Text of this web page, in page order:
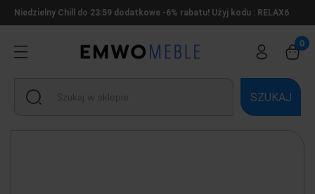
Niedzielny Chill do 23:59 dodatkowe -6% rabatu! Użyj kodu : RELAX6
SZUKAJ